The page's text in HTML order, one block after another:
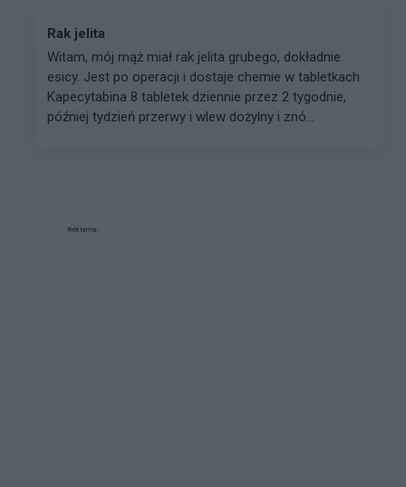
Rak jelita
Witam, mój mąż miał rak jelita grubego, dokładnie
esicy. Jest po operacji i dostaje chemie w tabletkach
Kapecytabina 8 tabletek dziennie przez 2 tygodnie,
później tydzień przerwy i wlew dożylny i znó...
Reklama: